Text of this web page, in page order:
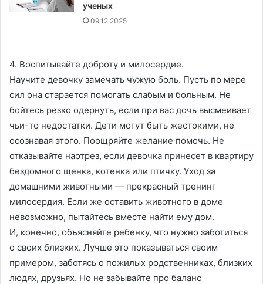
ученых
09.12.2025
4. Воспитывайте доброту и милосердие.
Научите девочку замечать чужую боль. Пусть по мере
сил она старается помогать слабым и больным. Не
бойтесь резко одернуть, если при вас дочь высмеивает
чьи-то недостатки. Дети могут быть жестокими, не
осознавая этого. Поощряйте желание помочь. Не
отказывайте наотрез, если девочка принесет в квартиру
бездомного щенка, котенка или птичку. Уход за
домашними животными — прекрасный тренинг
милосердия. Если же оставить животного в доме
невозможно, пытайтесь вместе найти ему дом.
И, конечно, объясняйте ребенку, что нужно заботиться
о своих близких. Лучше это показываться своим
примером, заботясь о пожилых родственниках, близких
людях, друзьях. Но не забывайте про баланс